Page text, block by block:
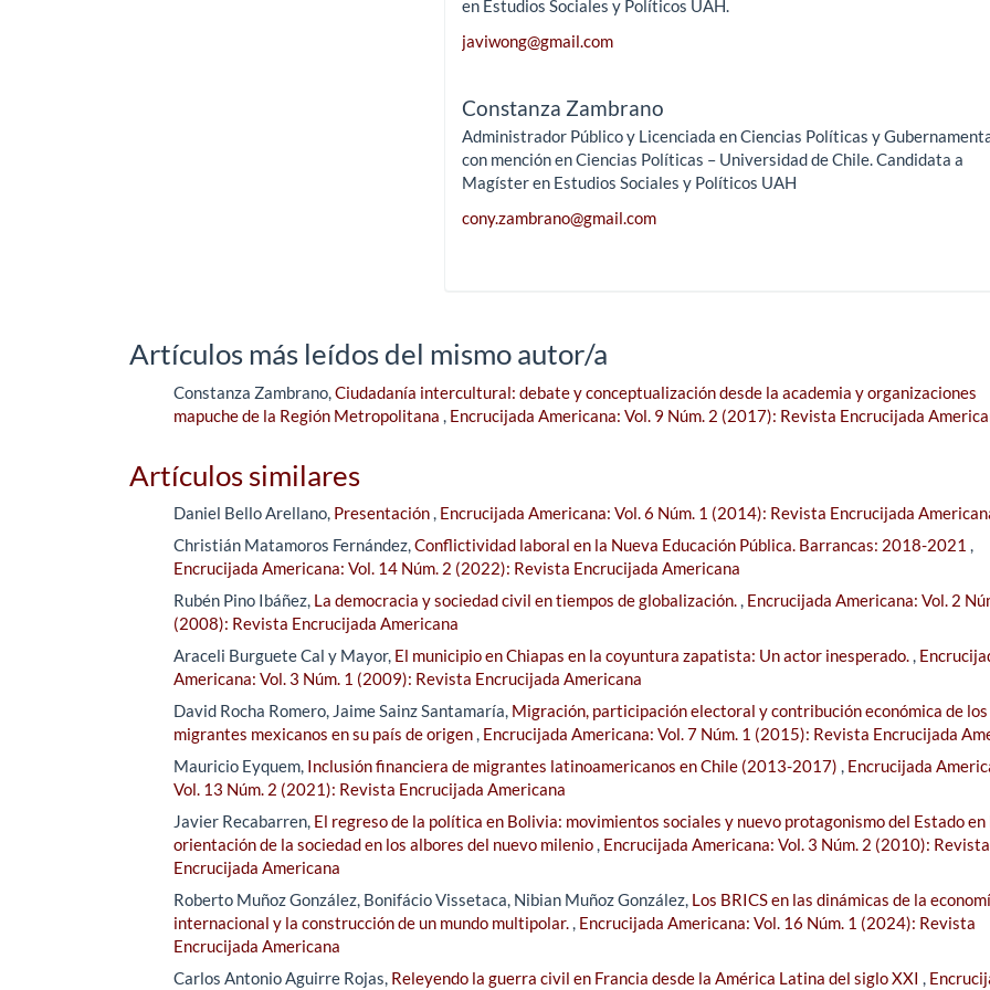
en Estudios Sociales y Políticos UAH.
javiwong@gmail.com
Constanza Zambrano
Administrador Público y Licenciada en Ciencias Políticas y
con mención en Ciencias Políticas – Universidad de Chile. Candidata a
Magíster en Estudios Sociales y Políticos UAH
cony.zambrano@gmail.com
Artículos más leídos del mismo autor/a
Constanza Zambrano, Ciudadanía intercultural: debate y conceptualización desde la academia y organizaciones
mapuche de la Región Metropolitana
Encrucijada Americana: Vol. 9 Núm. 2 (2017): Revista Encrucijada
Artículos similares
Daniel Bello Arellano, Presentación, Encrucijada Americana: Vol. 6 Núm. 1 (2014): Revista Encrucijada
Christián Matamoros Fernández,Conflictividad laboral en la Nueva Educación Pública. Barrancas: 2018-2021 ,
Encrucijada Americana: Vol. 14 Núm. 2 (2022): Revista Encrucijada Americana
Rubén Pino Ibáñez, La democracia y sociedad civil en tiempos de globalización., Encrucijada Americana: Vol. 2
(2008): Revista Encrucijada Americana
Araceli Burguete Cal y Mayor, El municipio en Chiapas en la coyuntura zapatista: Un actor inesperado.,
Americana: Vol. 3 Núm. 1 (2009): Revista Encrucijada Americana
David Rocha Romero, Jaime Sainz Santamaría, Migración, participación electoral y contribución económica de los
migrantes mexicanos en su país de origen, Encrucijada Americana: Vol. 7 Núm. 1 (2015): Revista Encrucijada
Mauricio Eyquem, Inclusión financiera de migrantes latinoamericanos en Chile (2013-2017) , Encrucijada
Vol. 13 Núm. 2 (2021): Revista Encrucijada Americana
Javier Recabarren, El regreso de la política en Bolivia: movimientos sociales y nuevo protagonismo del Estado en
orientación de la sociedad en los albores del nuevo milenio, Encrucijada Americana: Vol. 3 Núm. 2 (2010): Revista
Encrucijada Americana
Roberto Muñoz González, Bonifácio Vissetaca, Nibian Muñoz González, Los BRICS en las dinámicas de la
internacional y la construcción de un mundo multipolar., Encrucijada Americana: Vol. 16 Núm. 1 (2024): Revista
Encrucijada Americana
Carlos Antonio Aguirre Rojas, Releyendo la guerra civil en Francia desde la América Latina del siglo XXI ,